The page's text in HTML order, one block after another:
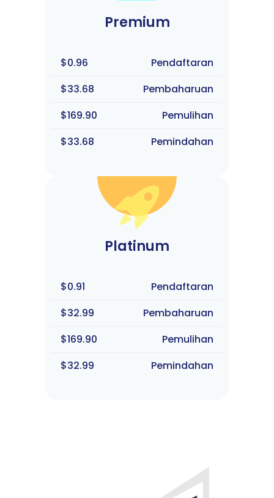
Premium
$0.96
Pendaftaran
$33.68
Pembaharuan
$169.90
Pemulihan
$33.68
Pemindahan
Platinum
$0.91
Pendaftaran
$32.99
Pembaharuan
$169.90
Pemulihan
$32.99
Pemindahan